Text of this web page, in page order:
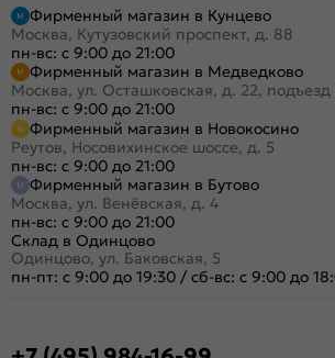
Фирменный магазин в Кунцево
Москва, Кутузовский проспект, д. 88
пн-вс: с 9:00 до 21:00
Фирменный магазин в Медведково
Москва, ул. Осташковская, д. 22, подъезд
пн-вс: с 9:00 до 21:00
Фирменный магазин в Новокосино
Реутов, Носовихинское шоссе, д. 5
пн-вс: с 9:00 до 21:00
Фирменный магазин в Бутово
Москва, ул. Венёвская, д. 4
пн-вс: с 9:00 до 21:00
Склад в Одинцово
Одинцово, ул. Баковская, 5
пн-пт: с 9:00 до 19:30 / сб-вс: с 9:00 до